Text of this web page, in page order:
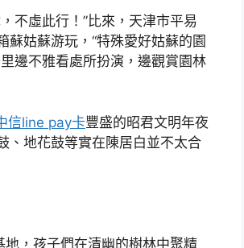
不虛此行！”比來，天津市平易
姑蘇游玩，“特殊愛好姑蘇的園
邊不雅看處所扮演，邊觀賞園林
信line pay卡豐盛的昭君文明年夜
地花鼓等實在陳居白並不太合
地，孩子們在清幽的樹林中聚精